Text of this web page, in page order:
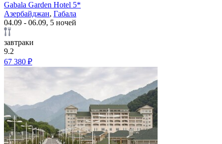
Gabala Garden Hotel 5*
Азербайджан, Габала
04.09 - 06.09, 5 ночей
завтраки
9.2
67 380 ₽